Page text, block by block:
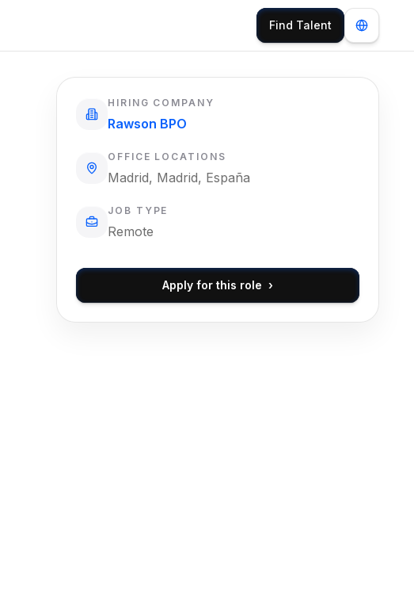
Find Talent
HIRING COMPANY
Rawson BPO
OFFICE LOCATIONS
Madrid, Madrid, España
JOB TYPE
Remote
Apply for this role ›